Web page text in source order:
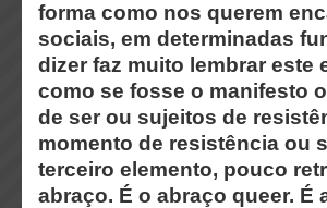
forma como nos querem
sociais, em determinadas
dizer faz muito lembrar este
como se fosse o manifesto
de ser ou sujeitos de
momento de resistência ou
terceiro elemento, pouco
abraço. É o abraço queer. É